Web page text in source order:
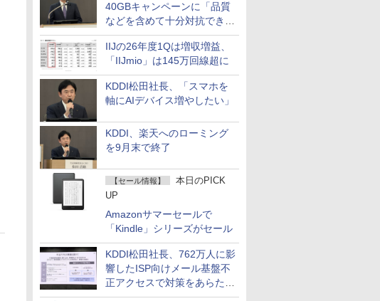
40GBキャンペーンに「品質
などを含めて十分対抗でき
る」
IIJの26年度1Qは増収増益、
「IIJmio」は145万回線超に
KDDI松田社長、「スマホを
軸にAIデバイス増やしたい」
KDDI、楽天へのローミング
を9月末で終了
【セール情報】
本日のPICK
UP
Amazonサマーセールで
「Kindle」シリーズがセール
KDDI松田社長、762万人に影
響したISP向けメール基盤不
正アクセスで対策をあらため
て説明